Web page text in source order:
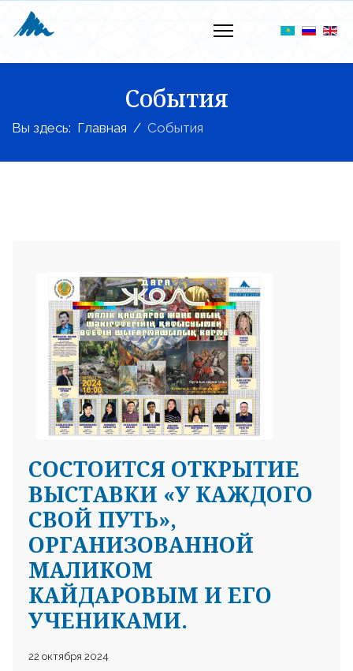
События
Вы здесь: Главная События
CОСТОИТСЯ ОТКРЫТИЕ
ВЫСТАВКИ «У КАЖДОГО
СВОЙ ПУТЬ»,
ОРГАНИЗОВАННОЙ
МАЛИКОМ
КАЙДАРОВЫМ И ЕГО
УЧЕНИКАМИ.
22 октября 2024
23 97